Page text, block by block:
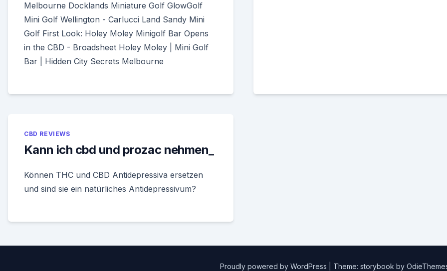
Melbourne Docklands Miniature Golf GlowGolf
Mini Golf Wellington - Carlucci Land Sandy Mini
Golf First Look: Holey Moley Minigolf Bar Opens
in the CBD - Broadsheet Holey Moley | Mini Golf
Bar | Hidden City Secrets Melbourne
CBD REVIEWS
Kann ich cbd und prozac nehmen_
Können THC und CBD Antidepressiva ersetzen
und sind sie ein natürliches Antidepressivum?
Proudly powered by WordPress Theme: storybook by